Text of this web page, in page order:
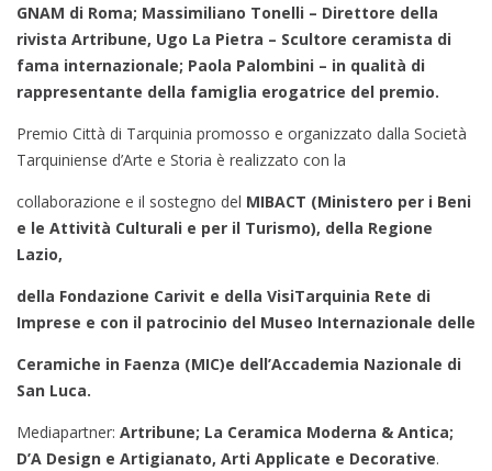
GNAM di Roma; Massimiliano Tonelli – Direttore della
rivista Artribune, Ugo La Pietra – Scultore ceramista di
fama internazionale; Paola Palombini – in qualità di
rappresentante della famiglia erogatrice del premio.
Premio Città di Tarquinia promosso e organizzato dalla Società
Tarquiniense d’Arte e Storia è realizzato con la
collaborazione e il sostegno del MIBACT (Ministero per i Beni
e le Attività Culturali e per il Turismo), della Regione
Lazio,
della Fondazione Carivit e della VisiTarquinia Rete di
Imprese e con il patrocinio del Museo Internazionale delle
Ceramiche in Faenza (MIC)e dell’Accademia Nazionale di
San Luca.
Mediapartner: Artribune; La Ceramica Moderna & Antica;
D’A Design e Artigianato, Arti Applicate e Decorative.